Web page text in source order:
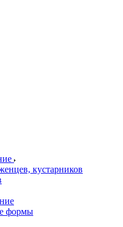
кустарников
формы